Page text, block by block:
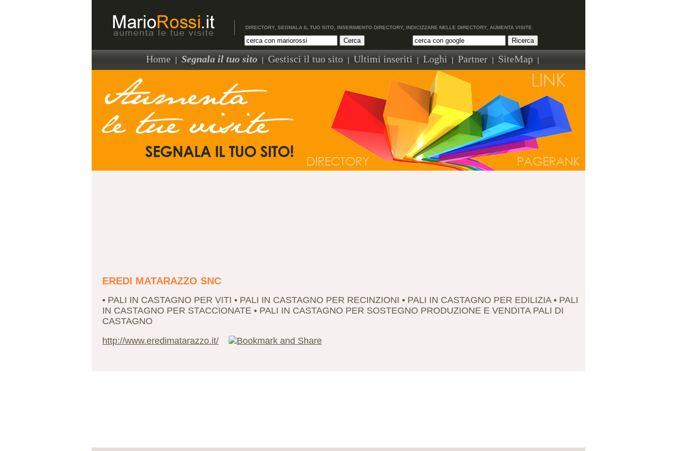
DIRECTORY, SEGNALA IL TUO SITO, INSERIMENTO DIRECTORY, INDICIZZARE NELLE DIRECTORY, AUMENTA VISITE
Home | Segnala il tuo sito | Gestisci il tuo sito | Ultimi inseriti | Loghi | Partner | SiteMap |
EREDI MATARAZZO SNC
• PALI IN CASTAGNO PER VITI • PALI IN CASTAGNO PER RECINZIONI • PALI IN CASTAGNO PER EDILIZIA • PALI
IN CASTAGNO PER STACCIONATE • PALI IN CASTAGNO PER SOSTEGNO PRODUZIONE E VENDITA PALI DI
CASTAGNO
http://www.eredimatarazzo.it/